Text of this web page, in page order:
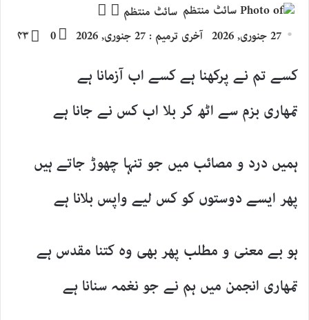
سائٹ منتظم
Follow
X
email
27 جنوری, 2026 آخری ترمیم : 27 جنوری, 2026 0 ۴۳
کسے تم نے پرکھنا ہے کسے اب آزمانا ہے
تمھاری بزم سے اٹھ کر بلا اب کس نے جانا ہے
ہمیں درد و مصائب میں جو تنہا چھوڑ جاتے ہیں
پھر ایسے دوستوں کو کس لیے واپس بلانا ہے
ہو بے معنی و مطلب پھر بھی وہ کتنا مقدس ہے
تمھاری انجمن میں ہم نے جو نغمہ سنانا ہے